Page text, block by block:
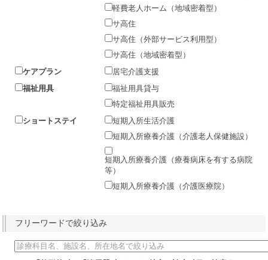
軽費老人ホーム（地域密着型）
サ高住
サ高住（外部サービス利用型）
サ高住（地域密着型）
ケアプラン
居宅介護支援
福祉用具
福祉用具貸与
特定福祉用具販売
ショートステイ
短期入所生活介護
短期入所療養介護（介護老人保健施設）
短期入所療養介護（療養病床を有する病院
等）
短期入所療養介護（介護医療院）
フリーワードで絞り込み